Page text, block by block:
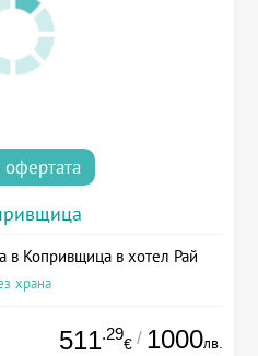
офертата
в Копривщица в хотел Рай
храна
511.29
€ / 1000лв.